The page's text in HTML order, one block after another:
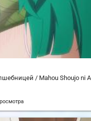
/ Mahou Shoujo ni